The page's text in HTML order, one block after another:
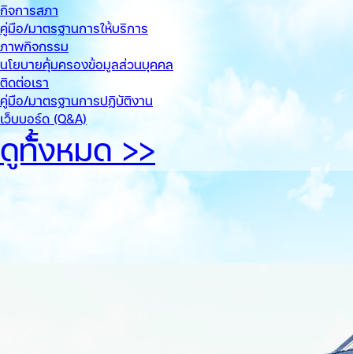
กิจการสภา
คู่มือ/มาตรฐานการให้บริการ
ภาพกิจกรรม
นโยบายคุ้มครองข้อมูลส่วนบุคคล
ติดต่อเรา
คู่มือ/มาตรฐานการปฏิบัติงาน
เว็บบอร์ด (Q&A)
ดูทั้้งหมด >>